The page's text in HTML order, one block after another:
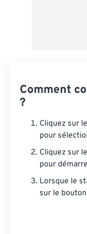
Comment
?
Cliquez sur
pour
Cliquez sur
pour
Lorsque le
sur le bouton